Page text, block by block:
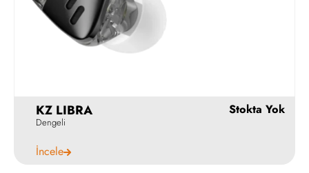
KZ LIBRA
Dengeli
İncele